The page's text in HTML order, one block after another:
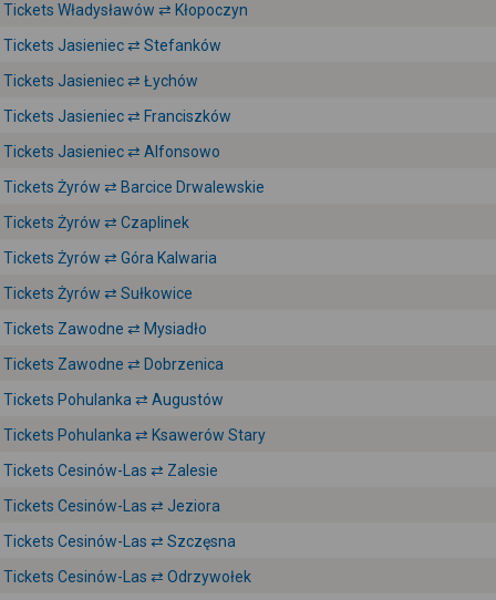
Tickets Władysławów ⇄ Kłopoczyn
Tickets Jasieniec ⇄ Stefanków
Tickets Jasieniec ⇄ Łychów
Tickets Jasieniec ⇄ Franciszków
Tickets Jasieniec ⇄ Alfonsowo
Tickets Żyrów ⇄ Barcice Drwalewskie
Tickets Żyrów ⇄ Czaplinek
Tickets Żyrów ⇄ Góra Kalwaria
Tickets Żyrów ⇄ Sułkowice
Tickets Zawodne ⇄ Mysiadło
Tickets Zawodne ⇄ Dobrzenica
Tickets Pohulanka ⇄ Augustów
Tickets Pohulanka ⇄ Ksawerów Stary
Tickets Cesinów-Las ⇄ Zalesie
Tickets Cesinów-Las ⇄ Jeziora
Tickets Cesinów-Las ⇄ Szczęsna
Tickets Cesinów-Las ⇄ Odrzywołek